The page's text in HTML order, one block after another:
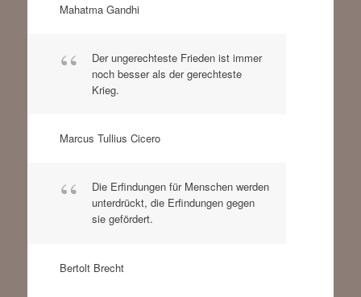
Mahatma Gandhi
Der ungerechteste Frieden ist immer
noch besser als der gerechteste
Krieg.
Marcus Tullius Cicero
Die Erfindungen für Menschen werden
unterdrückt, die Erfindungen gegen
sie gefördert.
Bertolt Brecht